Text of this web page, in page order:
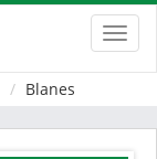
Blanes